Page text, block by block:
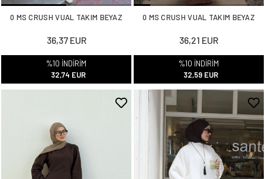
0 MS CRUSH VUAL TAKIM BEYAZ
36,37 EUR
%10 İNDİRİM
32,74 EUR
0 MS CRUSH VUAL TAKIM BEYAZ
36,21 EUR
%10 İNDİRİM
32,59 EUR